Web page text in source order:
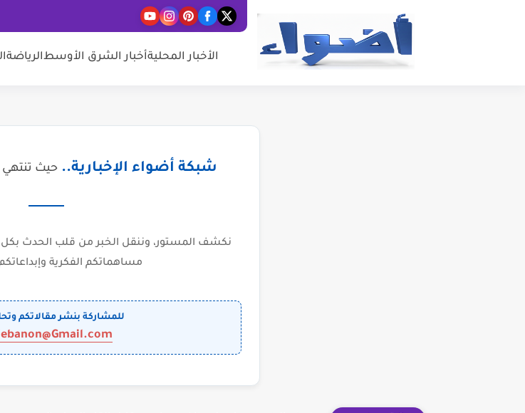
الأخبار المحليةأخبار الشرق الأوسطالرياضة
شبكة أضواء الإخبارية.. حيث تنتهي
نكشف المستور، وننقل الخبر من قلب الحدث بكل
مساهماتكم الفكرية
للمشاركة بنشر مقالاتكم